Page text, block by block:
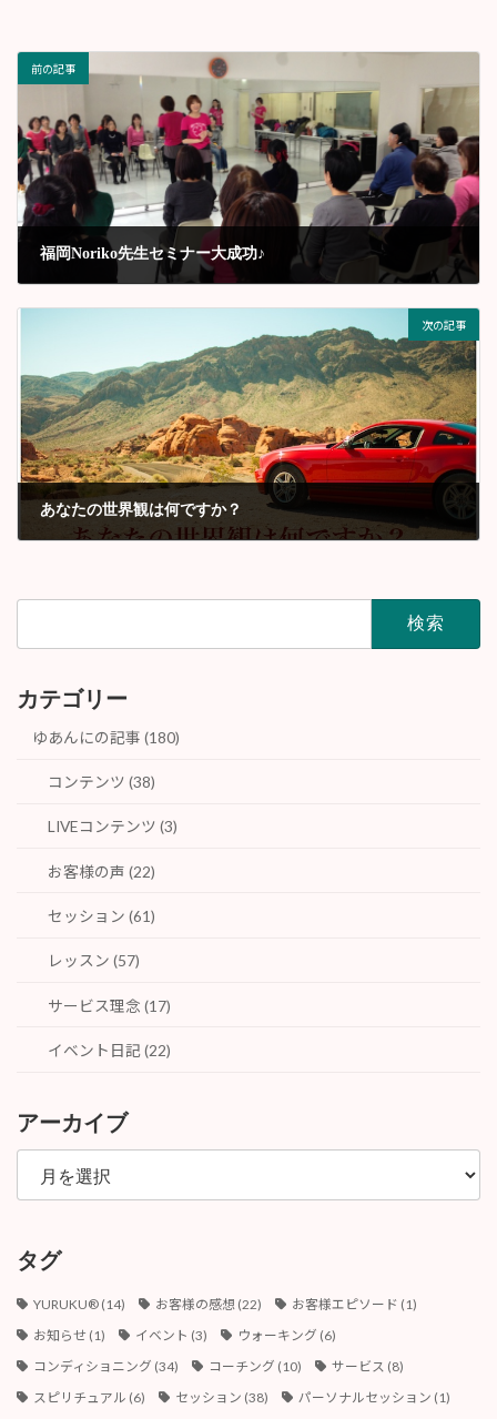
前の記事
福岡Noriko先生セミナー大成功♪
2015年1月
次の記事
あなたの世界観は何ですか？
2015年3月
カテゴリー
ゆあんにの記事 (180)
コンテンツ (38)
LIVEコンテンツ (3)
お客様の声 (22)
セッション (61)
レッスン (57)
サービス理念 (17)
イベント日記 (22)
アーカイブ
ア
カ
ブ
タグ
YURUKU®︎(14) お客様の感想(22) お客様エピソード (1)
お知らせ (1) イベント (3) ウォーキング (6)
コンディショニング (34) コーチング (10) サービス (8)
スピリチュアル (6) セッション (38) パーソナルセッション (1)